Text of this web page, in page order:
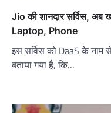
Jio की शानदार सर्विस, अब
Laptop, Phone
इस सर्विस को DaaS के नाम
बताया गया है, कि…